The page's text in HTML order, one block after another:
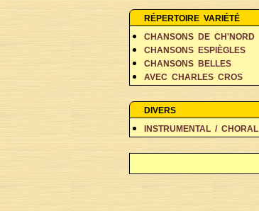
RÉPERTOIRE VARIÉTÉ
CHANSONS DE CH'NORD
CHANSONS ESPIÈGLES
CHANSONS BELLES
AVEC CHARLES CROS
COIN DES POÈTES E-L
COIN DES POÈTES M-V
DIVERS
INSTRUMENTAL / CHORAL